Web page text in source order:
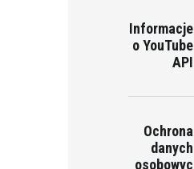
Informacje
o YouTube
API
Ochrona
danych
osobowyc